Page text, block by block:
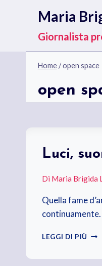
contenuto
Maria
Giornalista
Home/open space
open
Luci,
Di Maria Brigida
Quella fame
LEGGI DI PIÙ LUCI,